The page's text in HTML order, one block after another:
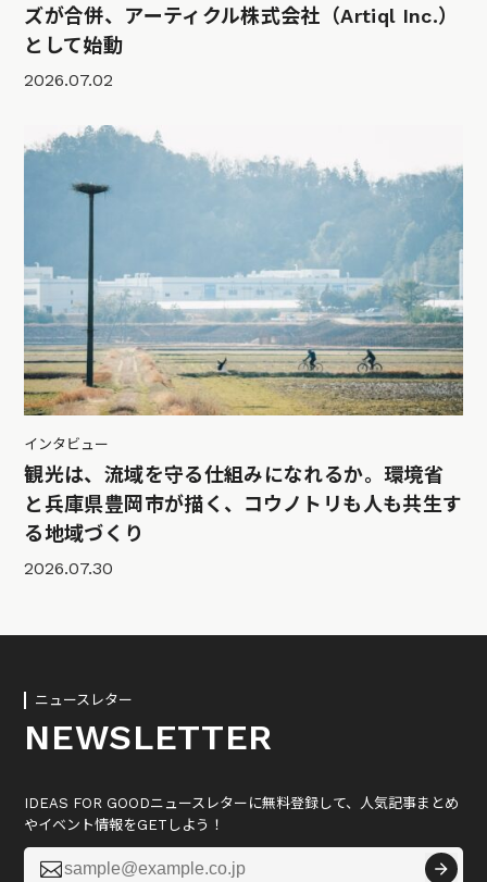
ズが合併、アーティクル株式会社（Artiql Inc.）
として始動
2026.07.02
インタビュー
観光は、流域を守る仕組みになれるか。環境省
と兵庫県豊岡市が描く、コウノトリも人も共生す
る地域づくり
2026.07.30
ニュースレター
NEWSLETTER
IDEAS FOR GOODニュースレターに無料登録して、人気記事まとめ
やイベント情報をGETしよう！
